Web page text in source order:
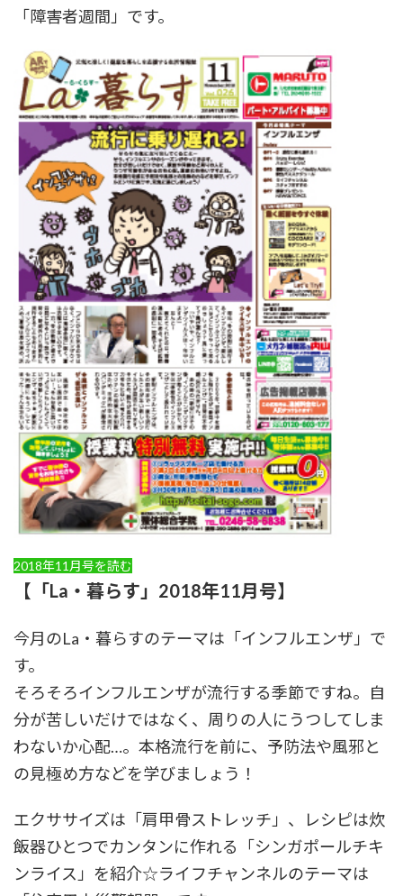
「障害者週間」です。
2018年11月号を読む
【「La・暮らす」2018年11月号】
今月のLa・暮らすのテーマは「インフルエンザ」で
す。
そろそろインフルエンザが流行する季節ですね。自
分が苦しいだけではなく、周りの人にうつしてしま
わないか心配…。本格流行を前に、予防法や風邪と
の見極め方などを学びましょう！
エクササイズは「肩甲骨ストレッチ」、レシピは炊
飯器ひとつでカンタンに作れる「シンガポールチキ
ンライス」を紹介☆ライフチャンネルのテーマは